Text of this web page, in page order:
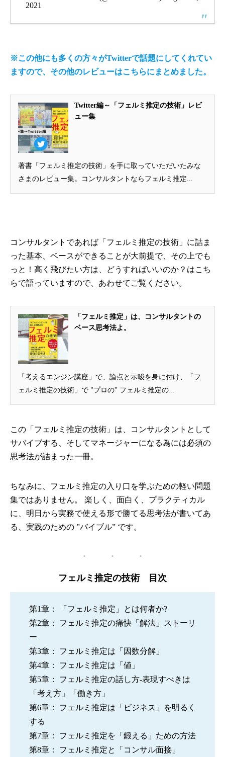
2021
※この他にも多くの方々がTwitterで話題にしてくれてい
ますので、その他のレビューはこちらにまとめました。
Twitter編～「フェルミ推定の技術」レビ
ュー集
著書「フェルミ推定の技術」を手に取っていただいたみな
さまのレビュー集。コンサルタントならフェルミ推定...
コンサルタントであれば「フェルミ推定の技術」に詰ま
った基本、ベースができることが大前提で、その上でも
っと！高く飛びたい方は、どうすればいいのか？はこち
らで語っていますので、あわせてご覧ください。
「フェルミ推定」は、コンサルタントの
ベース思考法よ。
「考えるエンジン講座」で、論点と示唆を身に付け、「フ
ェルミ推定の技術」で "プロの" フェルミ推定の...
この「フェルミ推定の技術」は、コンサルタントとして
サバイブする、そしてマネージャーになる為には必須の
思考法が詰まった一冊。
ちなみに、フェルミ推定の入り口を学ぶための軽い問題
集ではありません。 楽しく、面白く、プラクティカル
に、明日から実務で使える形で勝てる思考法が書いてあ
る、実践のための ”バイブル” です。
フェルミ推定の技術 目次
第1章： 「フェルミ推定」とは何者か?
第2章： フェルミ推定の痛快「解法」ストーリ
ー
第3章： フェルミ推定は「因数分解」
第4章： フェルミ推定は「値」
第5章： フェルミ推定の話し方‐表現すべきは
「考え方」「働き方」
第6章： フェルミ推定は「ビジネス」を明るく
する
第7章： フェルミ推定を「鍛える」ための方法
第8章： フェルミ推定と「コンサル面接」